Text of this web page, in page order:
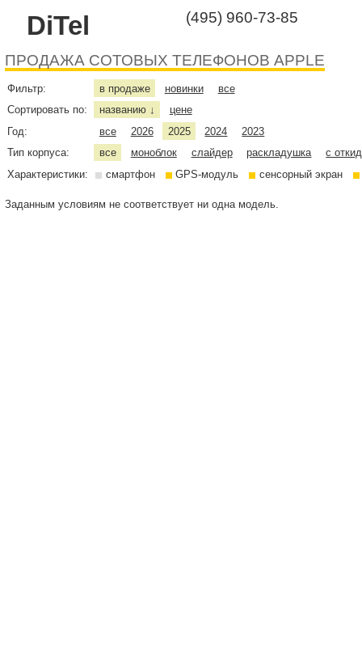
DiTel (495) 960-73-85
ПРОДАЖА СОТОВЫХ ТЕЛЕФОНОВ APPLE
Фильтр: в продаже новинки
все
Сортировать по:
названию ↓
цене
Год:
все 2026 2025 2024
2023
Тип корпуса:
все моноблок слайдер раскладушка
с
Характеристики:
смартфон GPS-модуль сенсорный экран
Заданным условиям не соответствует ни одна модель.